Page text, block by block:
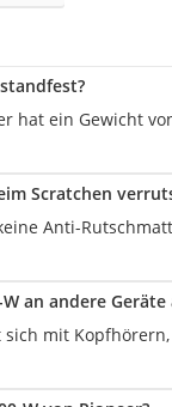
hat ein Gewicht
Scratchen
Anti-
an andere Geräte
sich mit